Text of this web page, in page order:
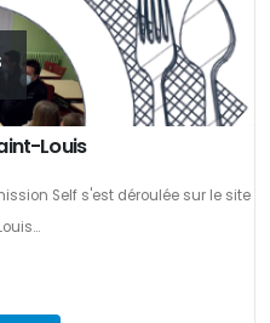
Louis
Self s'est déroulée sur le site